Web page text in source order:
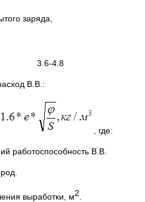
заряда,
В.В.:
, где:
работоспособность В.В.
выработки, м2